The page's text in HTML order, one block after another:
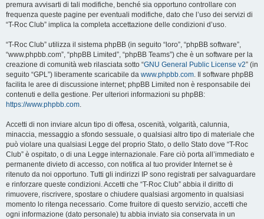
premura avvisarti di tali modifiche, benché sia opportuno controllare con
frequenza queste pagine per eventuali modifiche, dato che l’uso dei servizi di
“T-Roc Club” implica la completa accettazione delle condizioni d’uso.
“T-Roc Club” utilizza il sistema phpBB (in seguito “loro”, “phpBB software”,
“www.phpbb.com”, “phpBB Limited”, “phpBB Teams”) che è un software per la
creazione di comunità web rilasciata sotto “GNU General Public License v2” (in
seguito “GPL”) liberamente scaricabile da www.phpbb.com. Il software phpBB
facilita le aree di discussione internet; phpBB Limited non è responsabile dei
contenuti e della gestione. Per ulteriori informazioni su phpBB:
https://www.phpbb.com.
Accetti di non inviare alcun tipo di offesa, oscenità, volgarità, calunnia,
minaccia, messaggio a sfondo sessuale, o qualsiasi altro tipo di materiale che
può violare una qualsiasi Legge del proprio Stato, o dello Stato dove “T-Roc
Club” è ospitato, o di una Legge internazionale. Fare ciò porta all’immediato e
permanente divieto di accesso, con notifica al tuo provider Internet se è
ritenuto da noi opportuno. Tutti gli indirizzi IP sono registrati per salvaguardare
e rinforzare queste condizioni. Accetti che “T-Roc Club” abbia il diritto di
rimuovere, riscrivere, spostare o chiudere qualsiasi argomento in qualsiasi
momento lo ritenga necessario. Come fruitore di questo servizio, accetti che
ogni informazione (dato personale) tu abbia inviato sia conservata in un